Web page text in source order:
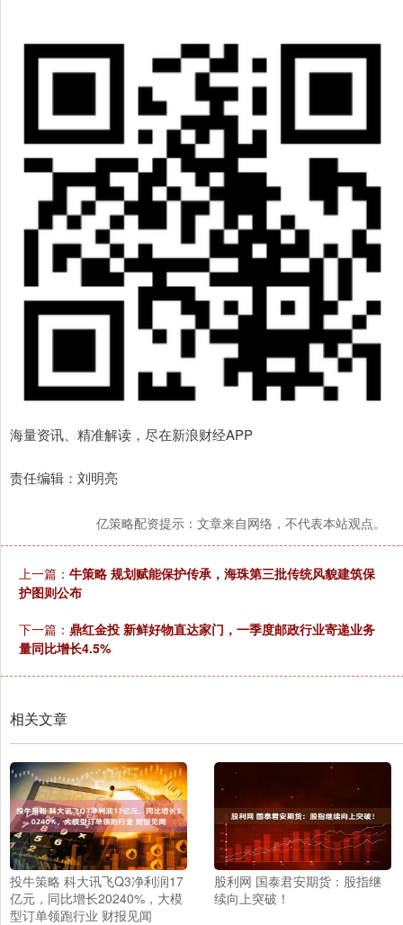
海量资讯、精准解读，尽在新浪财经APP
责任编辑：刘明亮
亿策略配资提示：文章来自网络，不代表本站观点。
上一篇： 牛策略 规划赋能保护传承，海珠第三批传统风貌建筑保
护图则公布
下一篇： 鼎红金投 新鲜好物直达家门，一季度邮政行业寄递业务
量同比增长4.5%
相关文章
投牛策略 科大讯飞Q3净利润17
亿元，同比增长20240%，大模
型订单领跑行业 财报见闻
股利网 国泰君安期货：股指继
续向上突破！